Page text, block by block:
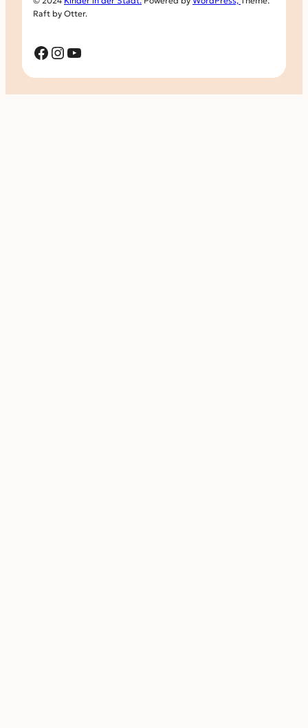
Raft by Otter.
Facebook
Instagram
YouTube